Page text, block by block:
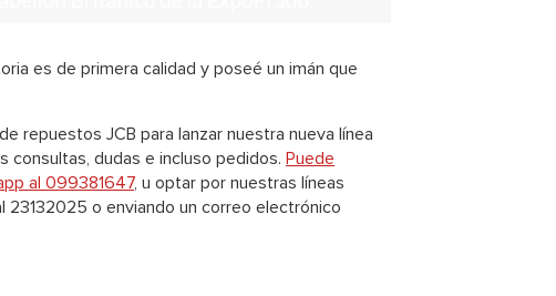
es de primera calidad y poseé un imán que
repuestos JCB para lanzar nuestra nueva línea
consultas, dudas e incluso pedidos. Puede
al 099381647, u optar por nuestras líneas
23132025 o enviando un correo electrónico